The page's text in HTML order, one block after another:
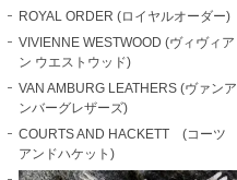
ROYAL ORDER (ロイヤルオーダー)
VIVIENNE WESTWOOD (ヴィヴィア
ン ウエストウッド)
VAN AMBURG LEATHERS (ヴァンア
ンバーグレザーズ)
COURTS AND HACKETT (コーツ
アンドハケット)